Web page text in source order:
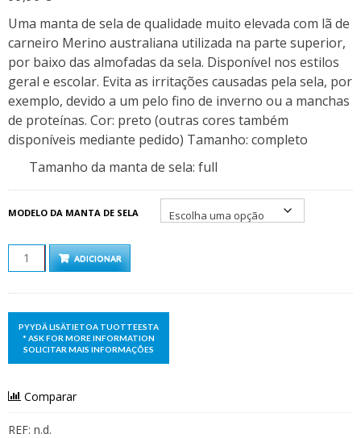
Uma manta de sela de qualidade muito elevada com lã de
carneiro Merino australiana utilizada na parte superior,
por baixo das almofadas da sela. Disponível nos estilos
geral e escolar. Evita as irritações causadas pela sela, por
exemplo, devido a um pelo fino de inverno ou a manchas
de proteínas. Cor: preto (outras cores também
disponíveis mediante pedido) Tamanho: completo
Tamanho da manta de sela: full
MODELO DA MANTA DE SELA
QUANTIDADE
ADICIONAR
Comparar
REF: n.d.